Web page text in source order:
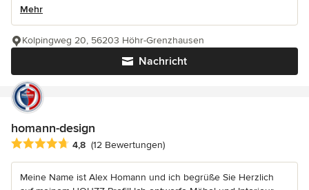
Mehr
Nachricht
Kolpingweg 20, 56203 Höhr-Grenzhausen
homann-design
Durchschnittliche Bewertung: 4.8 von 5 Sternen
4,8 (12 Bewertungen)
Meine Name ist Alex Homann und ich begrüße Sie Herzlich